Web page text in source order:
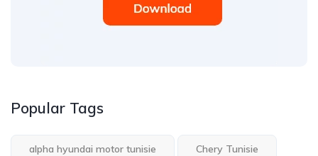
Popular Tags
alpha hyundai motor tunisie Chery Tunisie